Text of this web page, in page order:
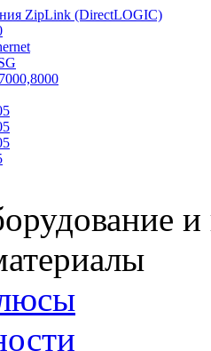
ZipLink (DirectLOGIC)